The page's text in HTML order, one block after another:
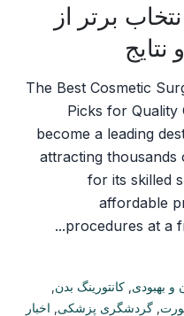
استانبول: ۵ انتخاب برتر از
The Best Cosmetic
Picks for Quality
become a leading
attracting thousands
for its skilled
affordable
procedures at a
و بهبودی ,کانتورینگ بدن
گردشگری پزشکی
اخبار